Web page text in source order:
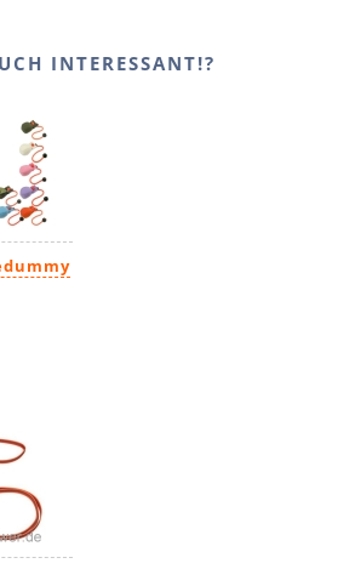
INTERESSANT!?